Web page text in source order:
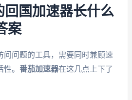
回国加速器长什么
案
问问题的工具，需要同时兼顾速
。 番茄加速器在这几点上下了